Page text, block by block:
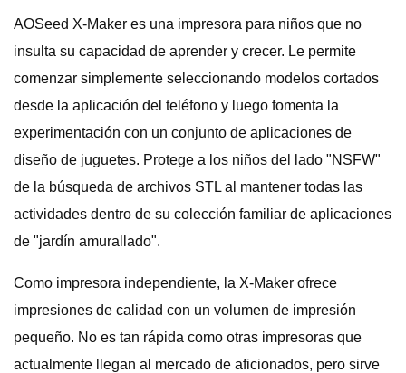
AOSeed X-Maker es una impresora para niños que no
insulta su capacidad de aprender y crecer. Le permite
comenzar simplemente seleccionando modelos cortados
desde la aplicación del teléfono y luego fomenta la
experimentación con un conjunto de aplicaciones de
diseño de juguetes. Protege a los niños del lado "NSFW"
de la búsqueda de archivos STL al mantener todas las
actividades dentro de su colección familiar de aplicaciones
de "jardín amurallado".
Como impresora independiente, la X-Maker ofrece
impresiones de calidad con un volumen de impresión
pequeño. No es tan rápida como otras impresoras que
actualmente llegan al mercado de aficionados, pero sirve